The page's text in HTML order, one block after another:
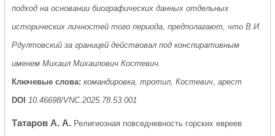
подход на основании биографических данных отдельных
исторических личностей того периода, предполагают, что В.И.
Рдултовский за границей действовал под конспиративным
именем Михаил Михаилович Костевич.
Ключевые слова: командировка, тротил, Костевич, арест
DOI
10.46698/VNC.2025.78.53.001
Татаров А. А. Религиозная повседневность горских евреев